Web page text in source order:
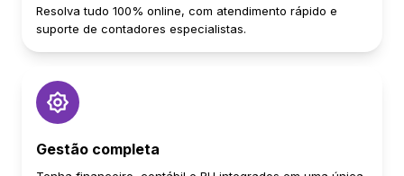
Resolva tudo 100% online, com atendimento rápido e
suporte de contadores especialistas.
Gestão completa